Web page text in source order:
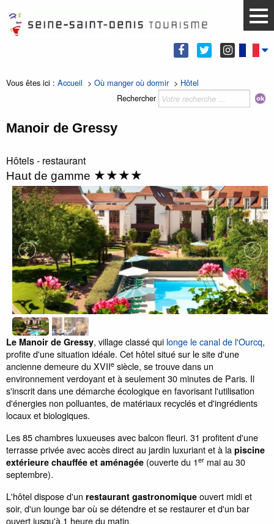
Vous êtes ici : Accueil > Où manger où dormir> Hôtel
Rechercher
Manoir de Gressy
Hôtels - restaurant
Haut de gamme ★★★★
Le Manoir de Gressy, village classé qui longe le canal de l'Ourcq,
profite d'une situation idéale. Cet hôtel situé sur le site d'une
ancienne demeure du XVIIe siècle, se trouve dans un
environnement verdoyant et à seulement 30 minutes de Paris. Il
s'inscrit dans une démarche écologique en favorisant l'utilisation
d'énergies non polluantes, de matériaux recyclés et d'ingrédients
locaux et biologiques.
Les 85 chambres luxueuses avec balcon fleuri. 31 profitent d'une
terrasse privée avec accès direct au jardin luxuriant et à la piscine
extérieure chauffée et aménagée (ouverte du 1 er mai au 30
septembre).
L'hôtel dispose d'un restaurant gastronomique ouvert midi et
soir, d'un lounge bar où se détendre et se restaurer et d'un bar
ouvert jusqu'à 1 heure du matin.